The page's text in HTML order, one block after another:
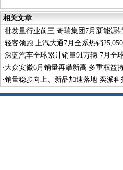
相关文章
·批发量行业前三 奇瑞集团7月新能源
·轻客领跑 上汽大通7月全系热销
·深蓝汽车全球累计销量91万辆 7月全
· 大众安徽6月销量再攀新高 多重权益
·销量稳步向上、新品加速落地 奕派